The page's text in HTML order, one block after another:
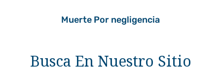
Muerte Por negligencia
Busca En Nuestro Sitio